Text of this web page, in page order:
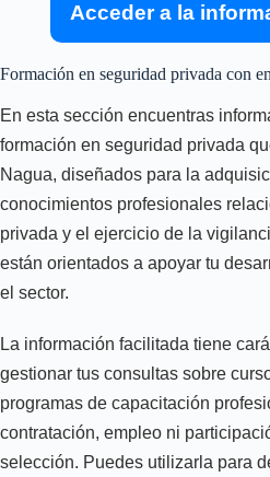
Acceder a la
Formación en seguridad privada con
En esta sección encuentras
formación en seguridad privada
Nagua, diseñados para la
conocimientos profesionales
privada y el ejercicio de la
están orientados a apoyar tu
el sector.
La información facilitada tiene
gestionar tus consultas sobre
programas de capacitación
contratación, empleo ni
selección. Puedes utilizarla para